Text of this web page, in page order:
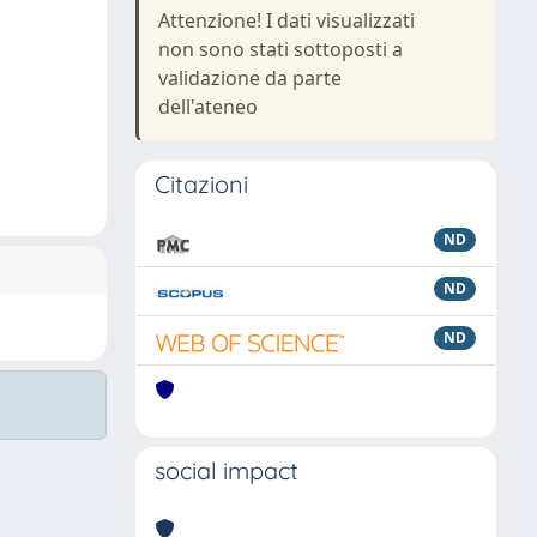
Attenzione! I dati visualizzati
non sono stati sottoposti a
validazione da parte
dell'ateneo
Citazioni
ND
ND
ND
social impact